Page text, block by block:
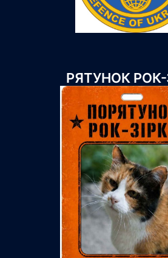
РЯТУНОК РОК-